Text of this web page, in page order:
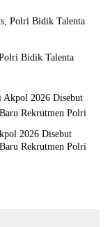
Bidik Talenta
2026 Disebut
Rekrutmen Polri